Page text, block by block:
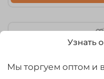
Узнать
Мы торгуем оптом и